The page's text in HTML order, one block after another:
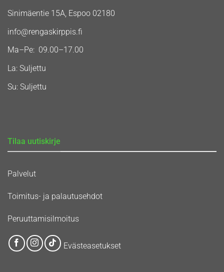
Sinimäentie 15A, Espoo 02180
info@rengaskirppis.fi
Ma–Pe: 09.00–17.00
La: Suljettu
Su: Suljettu
Tilaa uutiskirje
Palvelut
Toimitus- ja palautusehdot
Peruuttamisilmoitus
Evästeasetukset